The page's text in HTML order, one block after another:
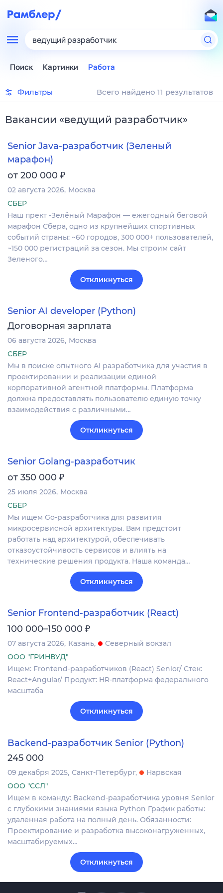
ведущий разработчик
Поиск Картинки Работа
Фильтры Всего найдено 11 результатов
Вакансии «ведущий разработчик»
Senior Java-разработчик (Зеленый
марафон)
от 200 000 ₽
02 августа 2026 Москва
СБЕР
Наш прект -Зелёный Марафон — ежегодный беговой
марафон Сбера, одно из крупнейших спортивных
событий страны: ~60 городов, 300 000+ пользователей,
~150 000 регистраций за сезон. Мы строим сайт
Зеленого…
Откликнуться
Senior AI developer (Python)
Договорная зарплата
06 августа 2026 Москва
СБЕР
Мы в поиске опытного AI разработчика для участия в
проектировании и реализации единой
корпоративной агентной платформы. Платформа
должна предоставлять пользователю единую точку
взаимодействия с различными…
Откликнуться
Senior Golang-разработчик
от 350 000 ₽
25 июля 2026 Москва
СБЕР
Мы ищем Go-разработчика для развития
микросервисной архитектуры. Вам предстоит
работать над архитектурой, обеспечивать
отказоустойчивость сервисов и влиять на
технические решения продукта. Наша команда…
Откликнуться
Senior Frontend-разработчик (React)
100 000–150 000 ₽
07 августа 2026 Казань
Северный вокзал
ООО "ГРИНВУД"
Ищем: Frontend-разработчиков (React) Senior/ Стек:
React+Angular/ Продукт: HR-платформа федерального
масштаба
Откликнуться
Backend-разработчик Senior (Python)
245 000
09 декабря 2025 Санкт-Петербург
Нарвская
ООО "ССЛ"
Ищем в команду: Backend-разработчика уровня Senior
с глубокими знаниями языка Python График работы:
удалённая работа на полный день. Обязанности:
Проектирование и разработка высоконагруженных,
масштабируемых…
Откликнуться